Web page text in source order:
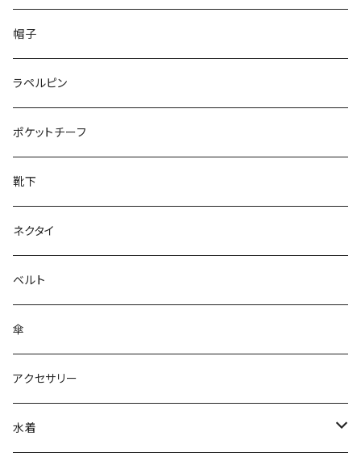
50/XL～
48/L
50/XL～
26cm～
27cm～
28cm～
帽子
ラペルピン
ポケットチーフ
靴下
ネクタイ
ベルト
傘
アクセサリー
水着